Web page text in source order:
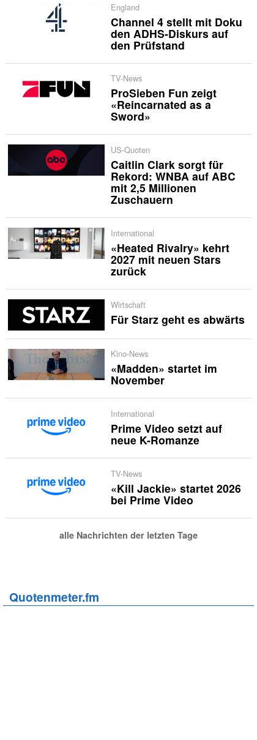
England
Channel 4 stellt mit Doku
den ADHS-Diskurs auf
den Prüfstand
TV-News
ProSieben Fun zeigt
«Reincarnated as a
Sword»
US-Quoten
Caitlin Clark sorgt für
Rekord: WNBA auf ABC
mit 2,5 Millionen
Zuschauern
International
«Heated Rivalry» kehrt
2027 mit neuen Stars
zurück
Wirtschaft
Für Starz geht es abwärts
Kino-News
«Madden» startet im
November
International
Prime Video setzt auf
neue K-Romanze
TV-News
«Kill Jackie» startet 2026
bei Prime Video
alle Nachrichten der letzten Tage
Quotenmeter.fm